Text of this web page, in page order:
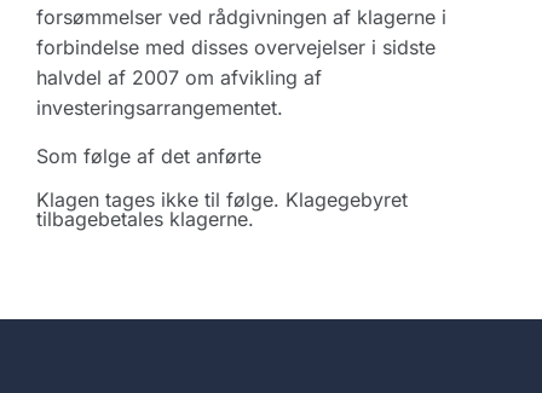
forsømmelser ved rådgivningen af klagerne i
forbindelse med disses overvejelser i sidste
halvdel af 2007 om afvikling af
investeringsarrangementet.
Som følge af det anførte
Klagen tages ikke til følge. Klagegebyret
tilbagebetales klagerne.